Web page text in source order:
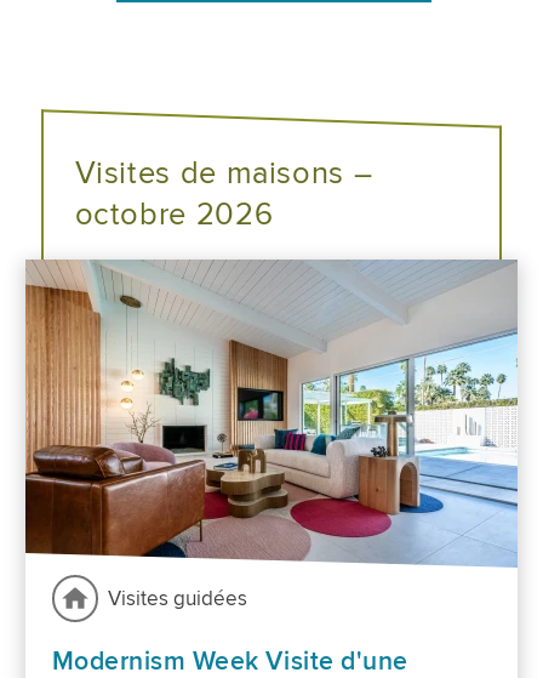
Visites de maisons –
octobre 2026
Visites guidées
Modernism Week Visite d'une